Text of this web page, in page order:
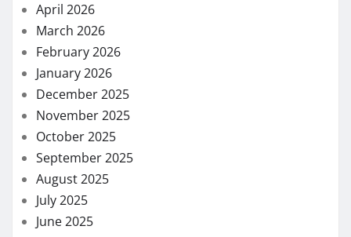
April 2026
March 2026
February 2026
January 2026
December 2025
November 2025
October 2025
September 2025
August 2025
July 2025
June 2025